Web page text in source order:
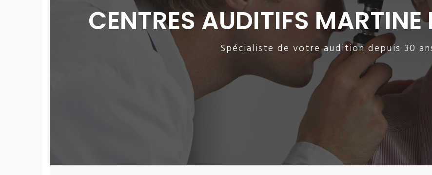
CENTRES AUDITIFS MARTINE
Spécialiste de votre audition depuis 30